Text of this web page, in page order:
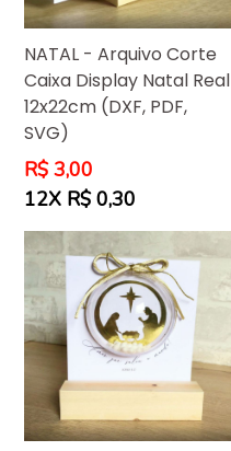
NATAL - Arquivo Corte
Caixa Display Natal Real
12x22cm (DXF, PDF,
SVG)
Preço
normal
R$ 3,00
12X R$ 0,30